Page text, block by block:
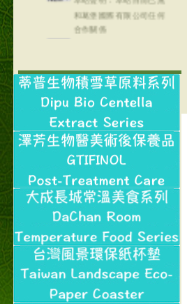
合作關係
本站支援支付宝
NT$320(RMB￥71.00)